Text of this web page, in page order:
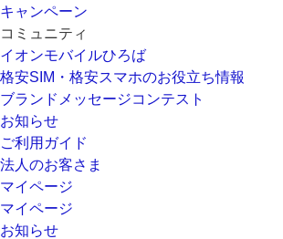
キャンペーン
コミュニティ
イオンモバイルひろば
格安SIM・格安スマホのお役立ち情報
ブランドメッセージコンテスト
お知らせ
ご利用ガイド
法人のお客さま
マイページ
マイページ
お知らせ